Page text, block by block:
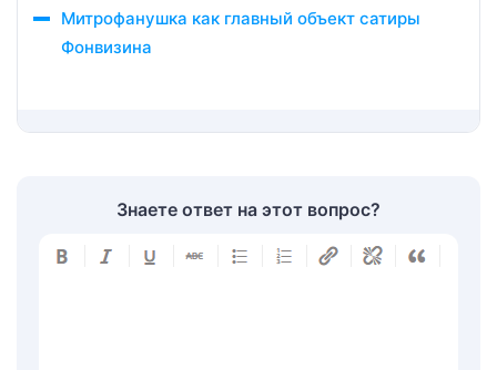
Митрофанушка как главный объект сатиры
Фонвизина
Знаете ответ на этот вопрос?